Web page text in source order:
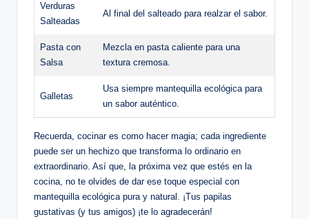
Verduras
Salteadas
Al final del salteado para realzar el sabor.
Pasta con
Salsa
Mezcla en pasta caliente para una
textura cremosa.
Galletas
Usa siempre mantequilla ecológica para
un sabor auténtico.
Recuerda, cocinar es como hacer magia; cada ingrediente
puede ser un hechizo que transforma lo ordinario en
extraordinario. Así que, la próxima vez que estés en la
cocina, no te olvides de dar ese toque especial con
mantequilla ecológica pura y natural. ¡Tus papilas
gustativas (y tus amigos) ¡te lo agradecerán!